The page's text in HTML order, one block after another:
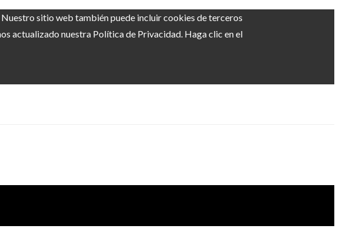
sitio web también puede incluir cookies de terceros
actualizado nuestra Política de Privacidad. Haga clic en el